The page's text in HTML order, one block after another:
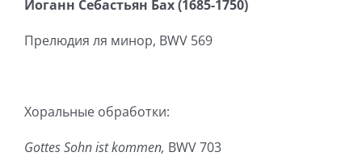
Иоганн Себастьян Бах (1685-1750)
Прелюдия ля минор, BWV 569
Хоральные обработки:
Gottes Sohn ist kommen, BWV 703